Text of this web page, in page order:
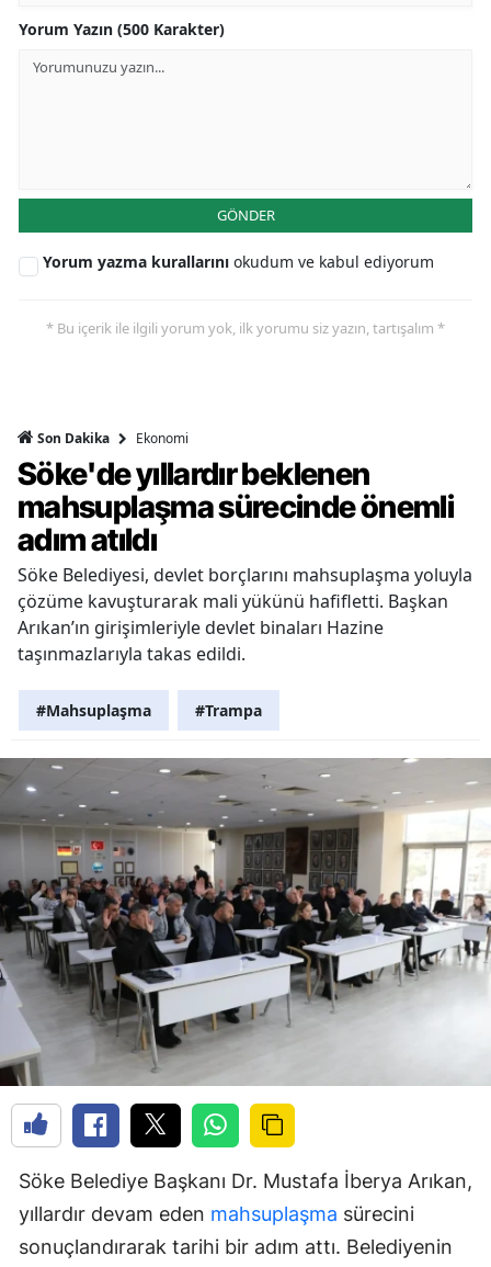
Yorum Yazın (500 Karakter)
GÖNDER
Yorum yazma kurallarını okudum ve kabul ediyorum
* Bu içerik ile ilgili yorum yok, ilk yorumu siz yazın, tartışalım *
Son Dakika Ekonomi
Söke'de yıllardır beklenen
mahsuplaşma sürecinde önemli
adım atıldı
Söke Belediyesi, devlet borçlarını mahsuplaşma yoluyla
çözüme kavuşturarak mali yükünü hafifletti. Başkan
Arıkan’ın girişimleriyle devlet binaları Hazine
taşınmazlarıyla takas edildi.
#Mahsuplaşma #Trampa
Söke Belediye Başkanı Dr. Mustafa İberya Arıkan,
yıllardır devam eden mahsuplaşma sürecini
sonuçlandırarak tarihi bir adım attı. Belediyenin